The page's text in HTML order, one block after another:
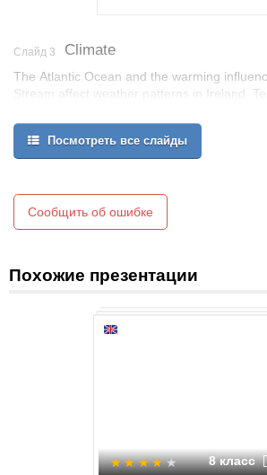
Слайд 3 Climate
The Atlantic Ocean and the warming
Stream affect weather patterns in Ireland.
extreme. However, due to a temperate
temperatures are seldom lower than −5 °C
higher than 26 °C (79 °F) in summer.
Посмотреть все слайды
Сообщить об ошибке
Похожие презентации
8 класс